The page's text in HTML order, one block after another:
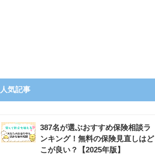
人気記事
387名が選ぶおすすめ保険相談ラ
ンキング！無料の保険見直しはど
こが良い？【2025年版】